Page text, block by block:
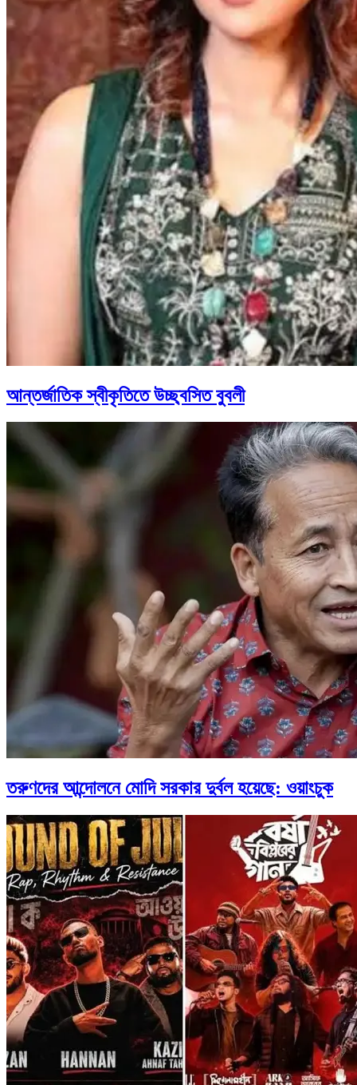
আন্তর্জাতিক স্বীকৃতিতে উচ্ছ্বসিত বুবলী
তরুণদের আন্দোলনে মোদি সরকার দুর্বল হয়েছে: ওয়াংচুক